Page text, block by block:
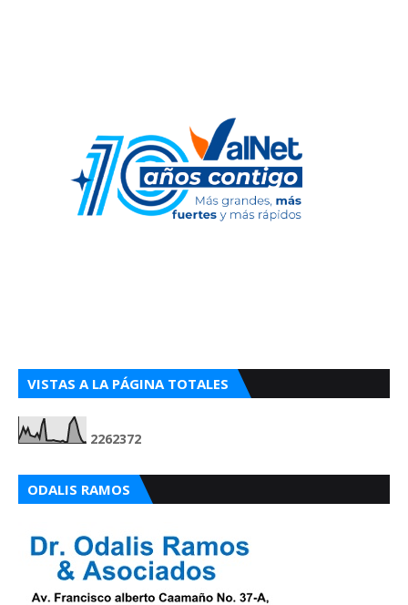
VISTAS A LA PÁGINA TOTALES
2262372
ODALIS RAMOS